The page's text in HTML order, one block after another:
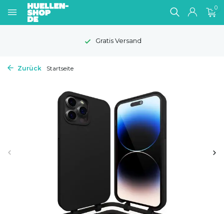
0
Gratis Versand
Zurück Startseite